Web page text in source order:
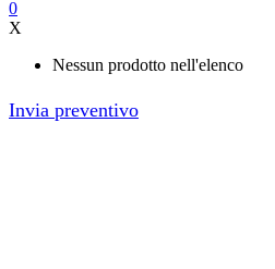
0
X
Nessun prodotto nell'elenco
Invia preventivo